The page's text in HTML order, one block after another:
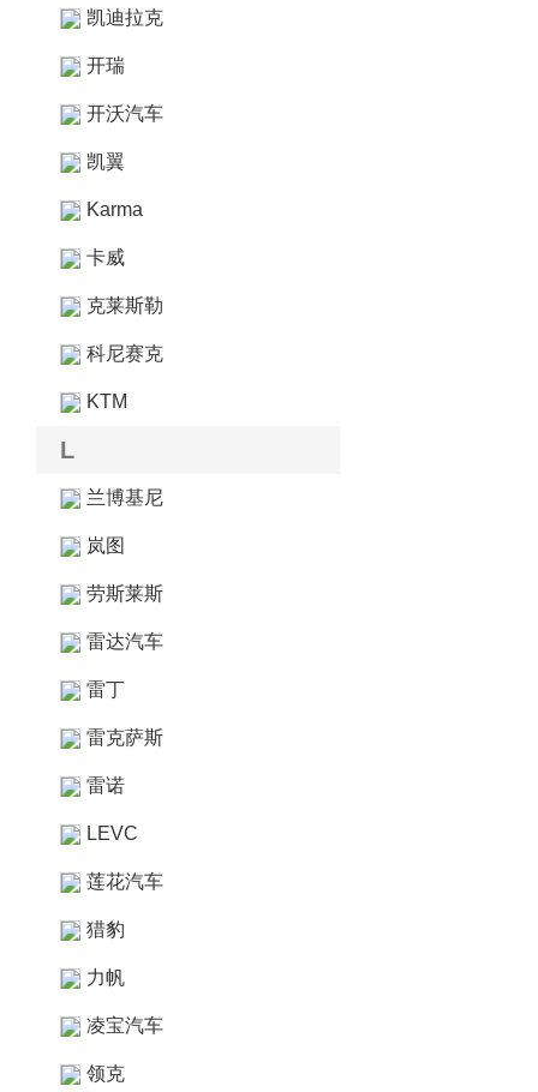
凯迪拉克
开瑞
开沃汽车
凯翼
Karma
卡威
克莱斯勒
科尼赛克
KTM
L
兰博基尼
岚图
劳斯莱斯
雷达汽车
雷丁
雷克萨斯
雷诺
LEVC
莲花汽车
猎豹
力帆
凌宝汽车
领克